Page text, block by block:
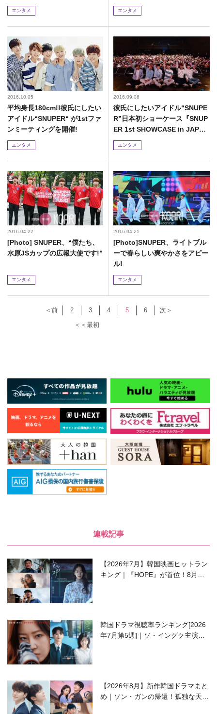
エンタメ
ュー記念公開記者会見開催!!
エンタメ
2016.10.05
平均身長180cm!!彼氏にしたい
アイドル“SNUPER“ が1stファ
ンミーティングを開催!
エンタメ
2016.09.06
彼氏にしたいアイドル“SNUPE
R”日本初ショーケース『SNUP
ER 1st SHOWCASE in JAPA
N』を開催!日本デビュー曲初披
露も!!
エンタメ
2016.04.22
[Photo] SNUPER、“僕たち、
水原JSカップの広報大使です!”
エンタメ
2016.04.21
[Photo]SNUPER、ライトブル
ーで春らしい爽やかさをアピー
ル!
エンタメ
＜＜最初
＜前 2 3 4 5 6 次＞
連載記事
【2026年7月】韓国映画ヒットラン
キング｜『HOPE』が首位！8月公
韓国ドラマ視聴率ランキング[2026
年7月第5週]｜ソ・イングク主演の
【2026年8月】新作韓国ドラマまと
め｜ソン・ガンの帰還！孤独な天才